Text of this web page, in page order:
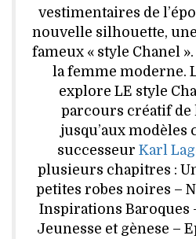
vestimentaires de
nouvelle silhouette,
fameux « style Chanel
la femme moderne.
explore LE style
parcours créatif de
jusqu’aux modèles
successeur Karl
plusieurs chapitres :
petites robes noires –
Inspirations Baroques
Jeunesse et gènese –